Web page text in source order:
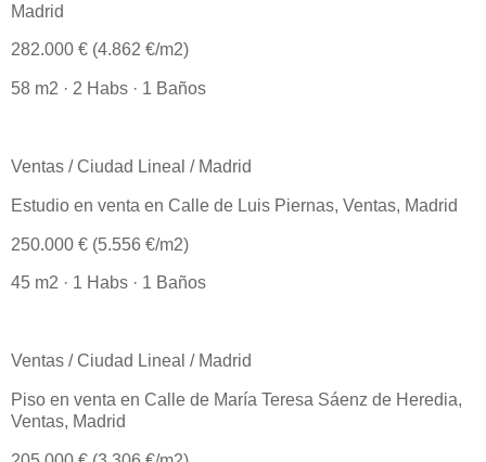
Madrid
282.000 € (4.862 €/m2)
58 m2 · 2 Habs · 1 Baños
Ventas / Ciudad Lineal / Madrid
Estudio en venta en Calle de Luis Piernas, Ventas, Madrid
250.000 € (5.556 €/m2)
45 m2 · 1 Habs · 1 Baños
Ventas / Ciudad Lineal / Madrid
Piso en venta en Calle de María Teresa Sáenz de Heredia,
Ventas, Madrid